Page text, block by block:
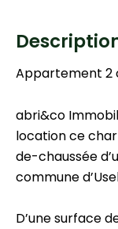
Appartement 2
abri&co
location ce
de-chaussée
commune
D’une surface